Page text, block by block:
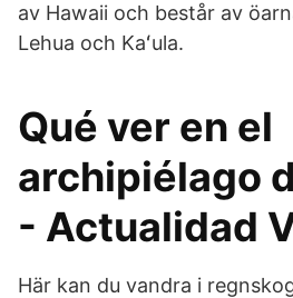
av Hawaii och består av
Lehua och Kaʻula.
Qué ver en el
archipiélago
- Actualidad
Här kan du vandra i